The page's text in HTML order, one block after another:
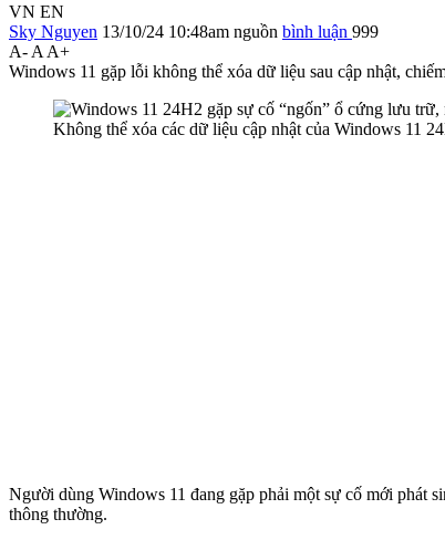
VN EN
Sky Nguyen 13/10/24 10:48am nguồn bình luận 999
A- A A+
Windows 11 gặp lỗi không thể xóa dữ liệu sau cập nhật,
Không thể xóa các dữ liệu cập nhật của Windows 11
Người dùng Windows 11 đang gặp phải một sự cố mới phát
thông thường.